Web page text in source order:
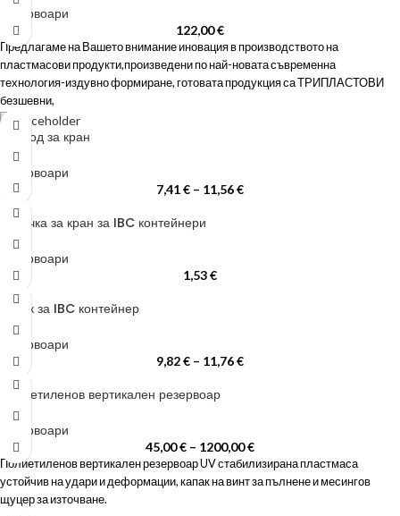
Резервоари
122,00€
Предлагаме на Вашето внимание иновация в производството на
пластмасови продукти,произведени по най-новата съвременна
технология-издувно формиране, готовата продукция са ТРИПЛАСТОВИ
безшевни,
Преход за кран
Резервоари
7,41€ – 11,56€
Капачка за кран за IBC контейнери
Резервоари
1,53€
Капак за IBC контейнер
Резервоари
9,82€ – 11,76€
Полиетиленов вертикален резервоар
Резервоари
45,00€ – 1200,00€
Полиетиленов вертикален резервоар UV стабилизирана пластмаса
устойчив на удари и деформации, капак на винт за пълнене и месингов
щуцер за източване.